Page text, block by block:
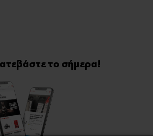
το σήμερα!